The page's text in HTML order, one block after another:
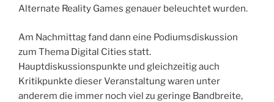
Alternate Reality Games genauer beleuchtet wurden.
Am Nachmittag fand dann eine Podiumsdiskussion
zum Thema Digital Cities statt.
Hauptdiskussionspunkte und gleichzeitig auch
Kritikpunkte dieser Veranstaltung waren unter
anderem die immer noch viel zu geringe Bandbreite,